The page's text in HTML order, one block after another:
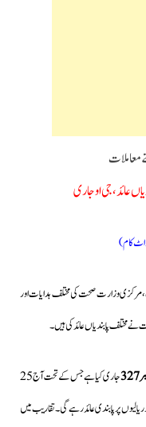
معاملات
عائد،جی او جاری
وزارت صحت کی مختلف ہدایات اور
مختلف پابندیاں عائد کی ہیں۔
جاری کیا ہے جس کے تحت آج 25
اور ریالیوں پر پابندی عائد رہے گی۔تقاریب میں